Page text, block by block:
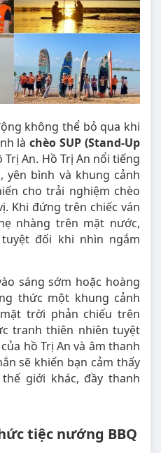
không thể bỏ qua khi
làchèo SUP (Stand-Up
Trị An. Hồ Trị An nổi tiếng
yên bình và khung cảnh
cho trải nghiệm chèo
Khi đứng trên chiếc ván
nhàng trên mặt nước,
đối khi nhìn ngắm
sáng sớm hoặc hoàng
thức một khung cảnh
trời phản chiếu trên
tranh thiên nhiên tuyệt
hồ Trị An và âm thanh
sẽ khiến bạn cảm thấy
giới khác, đầy thanh
tiệc nướng BBQ